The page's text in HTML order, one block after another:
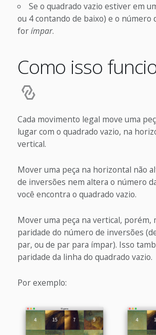
Se o quadrado vazio estiver em
ou 4 contando de baixo) e o número
forímpar.
Como isso
Cada movimento legal move uma
lugar com o quadrado vazio, na
vertical.
Mover uma peça na horizontal não
de inversões nem altera o número
você encontra o quadrado vazio.
Mover uma peça na vertical, porém,
paridade do número de inversões
par, ou de par para ímpar). Isso
paridade da linha do quadrado vazio.
Por exemplo: